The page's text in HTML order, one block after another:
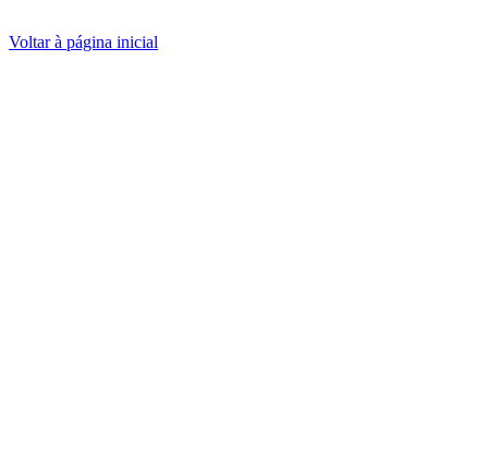
Voltar à página inicial